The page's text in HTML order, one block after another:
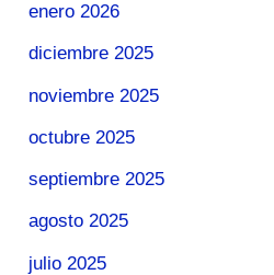
enero 2026
diciembre 2025
noviembre 2025
octubre 2025
septiembre 2025
agosto 2025
julio 2025